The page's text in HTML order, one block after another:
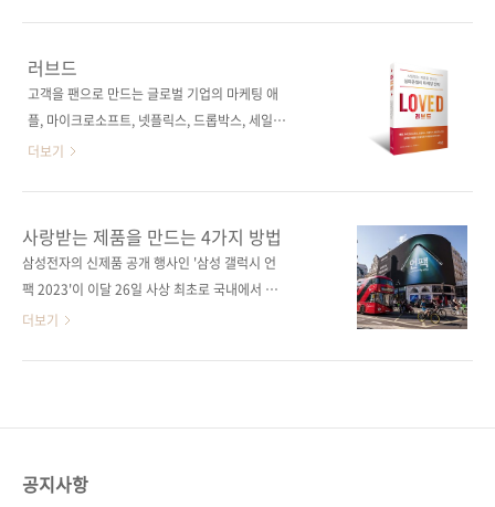
끼지 못했고, 시장은 급격히 변하면서 클라우드
와 구독 모델이 주목받기 시작했습니다. 어도비
는 이 변화 속에서 생존은 물론, 미래를 위한 혁
전환한다는 대담한 결단을 내렸습니다. 《트랜
스폼드》는 어도비의 크리에이티브 클라우드 전
어 판매 방식에서 벗어나 구독 기반 모델로의 전
환을 위해 어도비는 내부적으로 얼마나 큰 변화
를 수용해야 했는지, 경영진과 팀 간의 협업이 어
떻게 이루어졌는지, 고객 데이터..
러브드
고객을 팬으로 만드는 글로벌 기업의 마케팅 애
플, 마이크로소프트, 넷플릭스, 드롭박스, 세일즈
포스 같은 IT 선도 기업은 프로덕트 마케팅을 어
마케팅이 있다면 아무리 제품이 뛰어나도 주도
권을 빼앗길 수 있다. 실리콘밸리 프로덕트 그룹
의 마케팅 기법을 활용하면 고객 세분화, 제품 포
장에 출시하는 전략까지 세울 수 있다. 나아가 효
과적인 프로덕트 마케팅은 고객이 제품과 회사
이십사..
더보기
사랑받는 제품을 만드는 4가지 방법
삼성전자의 신제품 공개 행사인 '삼성 갤럭시 언
팩 2023'이 이달 26일 사상 최초로 국내에서 개
최됩니다. 글로벌 기업의 신제품 출시 행사이니
리는데, 한국의 고객은 밤을 새워 그 행사를 라이
더보기
공지사항